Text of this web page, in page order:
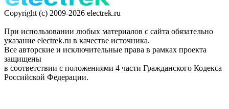
Copyright (c) 2009-2026 electrek.ru
При использовании любых материалов с сайта обязательно
указание electrek.ru в качестве источника.
Все авторские и исключительные права в рамках проекта
защищены
в соответствии с положениями 4 части Гражданского Кодекса
Российской Федерации.